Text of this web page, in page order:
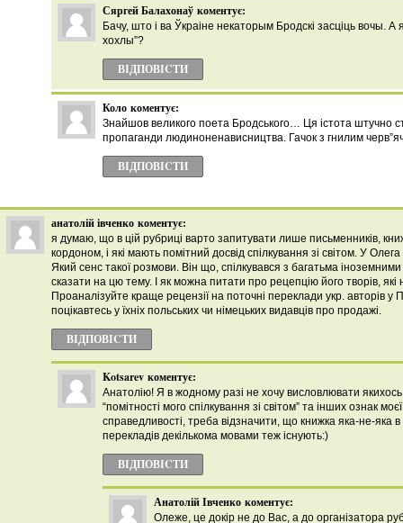
Сяргей Балахонаў коментує:
Бачу, што і ва Ўкраіне некаторым Бродскі засціць вочы.
хохлы”?
ВІДПОВІCТИ
Коло коментує:
Знайшов великого поета Бродського… Ця істота штучно
пропаганди людиноненависництва. Гачок з гнилим
ВІДПОВІCТИ
анатолій івченко коментує:
я думаю, що в цій рубриці варто запитувати лише письменників,
кордоном, і які мають помітний досвід спілкування зі світом. У
Який сенс такої розмови. Він що, спілкувався з багатьма
сказати на цю тему. І як можна питати про рецепцію його творів,
Проаналізуйте краще рецензії на поточні переклади укр. авторів у
поцікавтесь у їхніх польських чи німецьких видавців про продажі.
ВІДПОВІCТИ
Kotsarev коментує:
Анатолію! Я в жодному разі не хочу висловлювати
“помітності мого спілкування зі світом” та інших ознак
справедливості, треба відзначити, що книжка яка-не-яка в
перекладів декількома мовами теж існують:)
ВІДПОВІCТИ
Анатолій Івченко коментує:
Олеже, це докір не до Вас, а до організатора